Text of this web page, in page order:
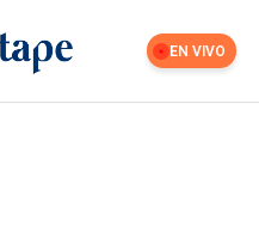
EN VIVO